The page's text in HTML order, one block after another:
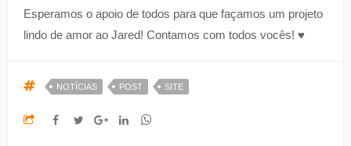
Esperamos o apoio de todos para que façamos um projeto
lindo de amor ao Jared! Contamos com todos vocês! ♥
NOTÍCIAS POST SITE